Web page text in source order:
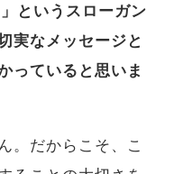
というスローガン
実なメッセージと
っていると思いま
。だからこそ、こ